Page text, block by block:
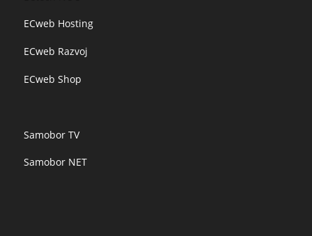
ECweb Hosting
ECweb Razvoj
ECweb Shop
Samobor TV
Samobor NET